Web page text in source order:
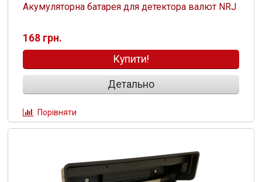
Акумуляторна батарея для детектора валют NRJ
168 грн.
Купити!
Детально
Порівняти